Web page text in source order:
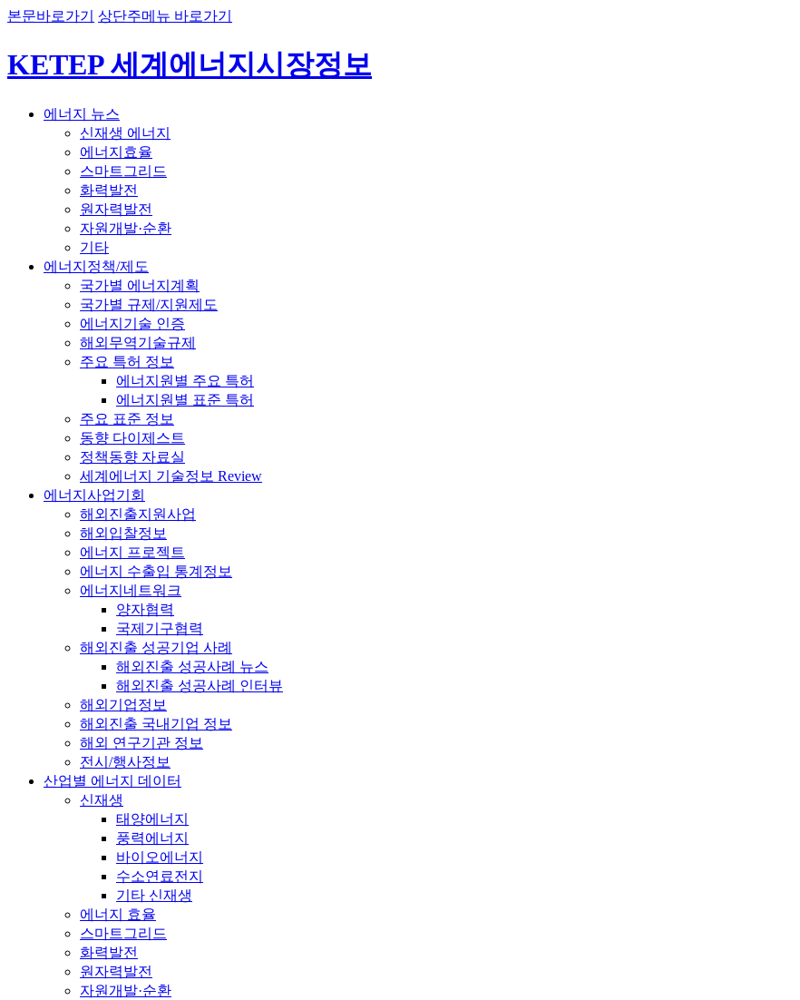
본문바로가기 상단주메뉴 바로가기
KETEP 세계에너지시장정보
에너지 뉴스
신재생 에너지
에너지효율
스마트그리드
화력발전
원자력발전
자원개발·순환
기타
에너지정책/제도
국가별 에너지계획
국가별 규제/지원제도
에너지기술 인증
해외무역기술규제
주요 특허 정보
에너지원별 주요 특허
에너지원별 표준 특허
주요 표준 정보
동향 다이제스트
정책동향 자료실
세계에너지 기술정보 Review
에너지사업기회
해외진출지원사업
해외입찰정보
에너지 프로젝트
에너지 수출입 통계정보
에너지네트워크
양자협력
국제기구협력
해외진출 성공기업 사례
해외진출 성공사례 뉴스
해외진출 성공사례 인터뷰
해외기업정보
해외진출 국내기업 정보
해외 연구기관 정보
전시/행사정보
산업별 에너지 데이터
신재생
태양에너지
풍력에너지
바이오에너지
수소연료전지
기타 신재생
에너지 효율
스마트그리드
화력발전
원자력발전
자원개발·순환